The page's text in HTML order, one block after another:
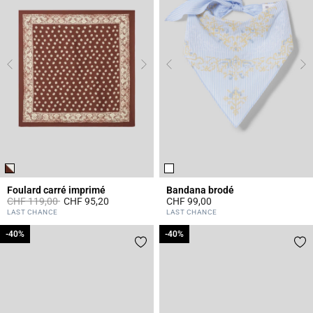
Foulard carré imprimé
Prix réduit à partir de
CHF 119,00àCHF 95,20
4.4 out of 5 Customer Rating
LAST CHANCE
Bandana brodé
CHF 99,00
5 out of 5 Customer Rating
LAST CHANCE
-40%
-40% -40%
-40%